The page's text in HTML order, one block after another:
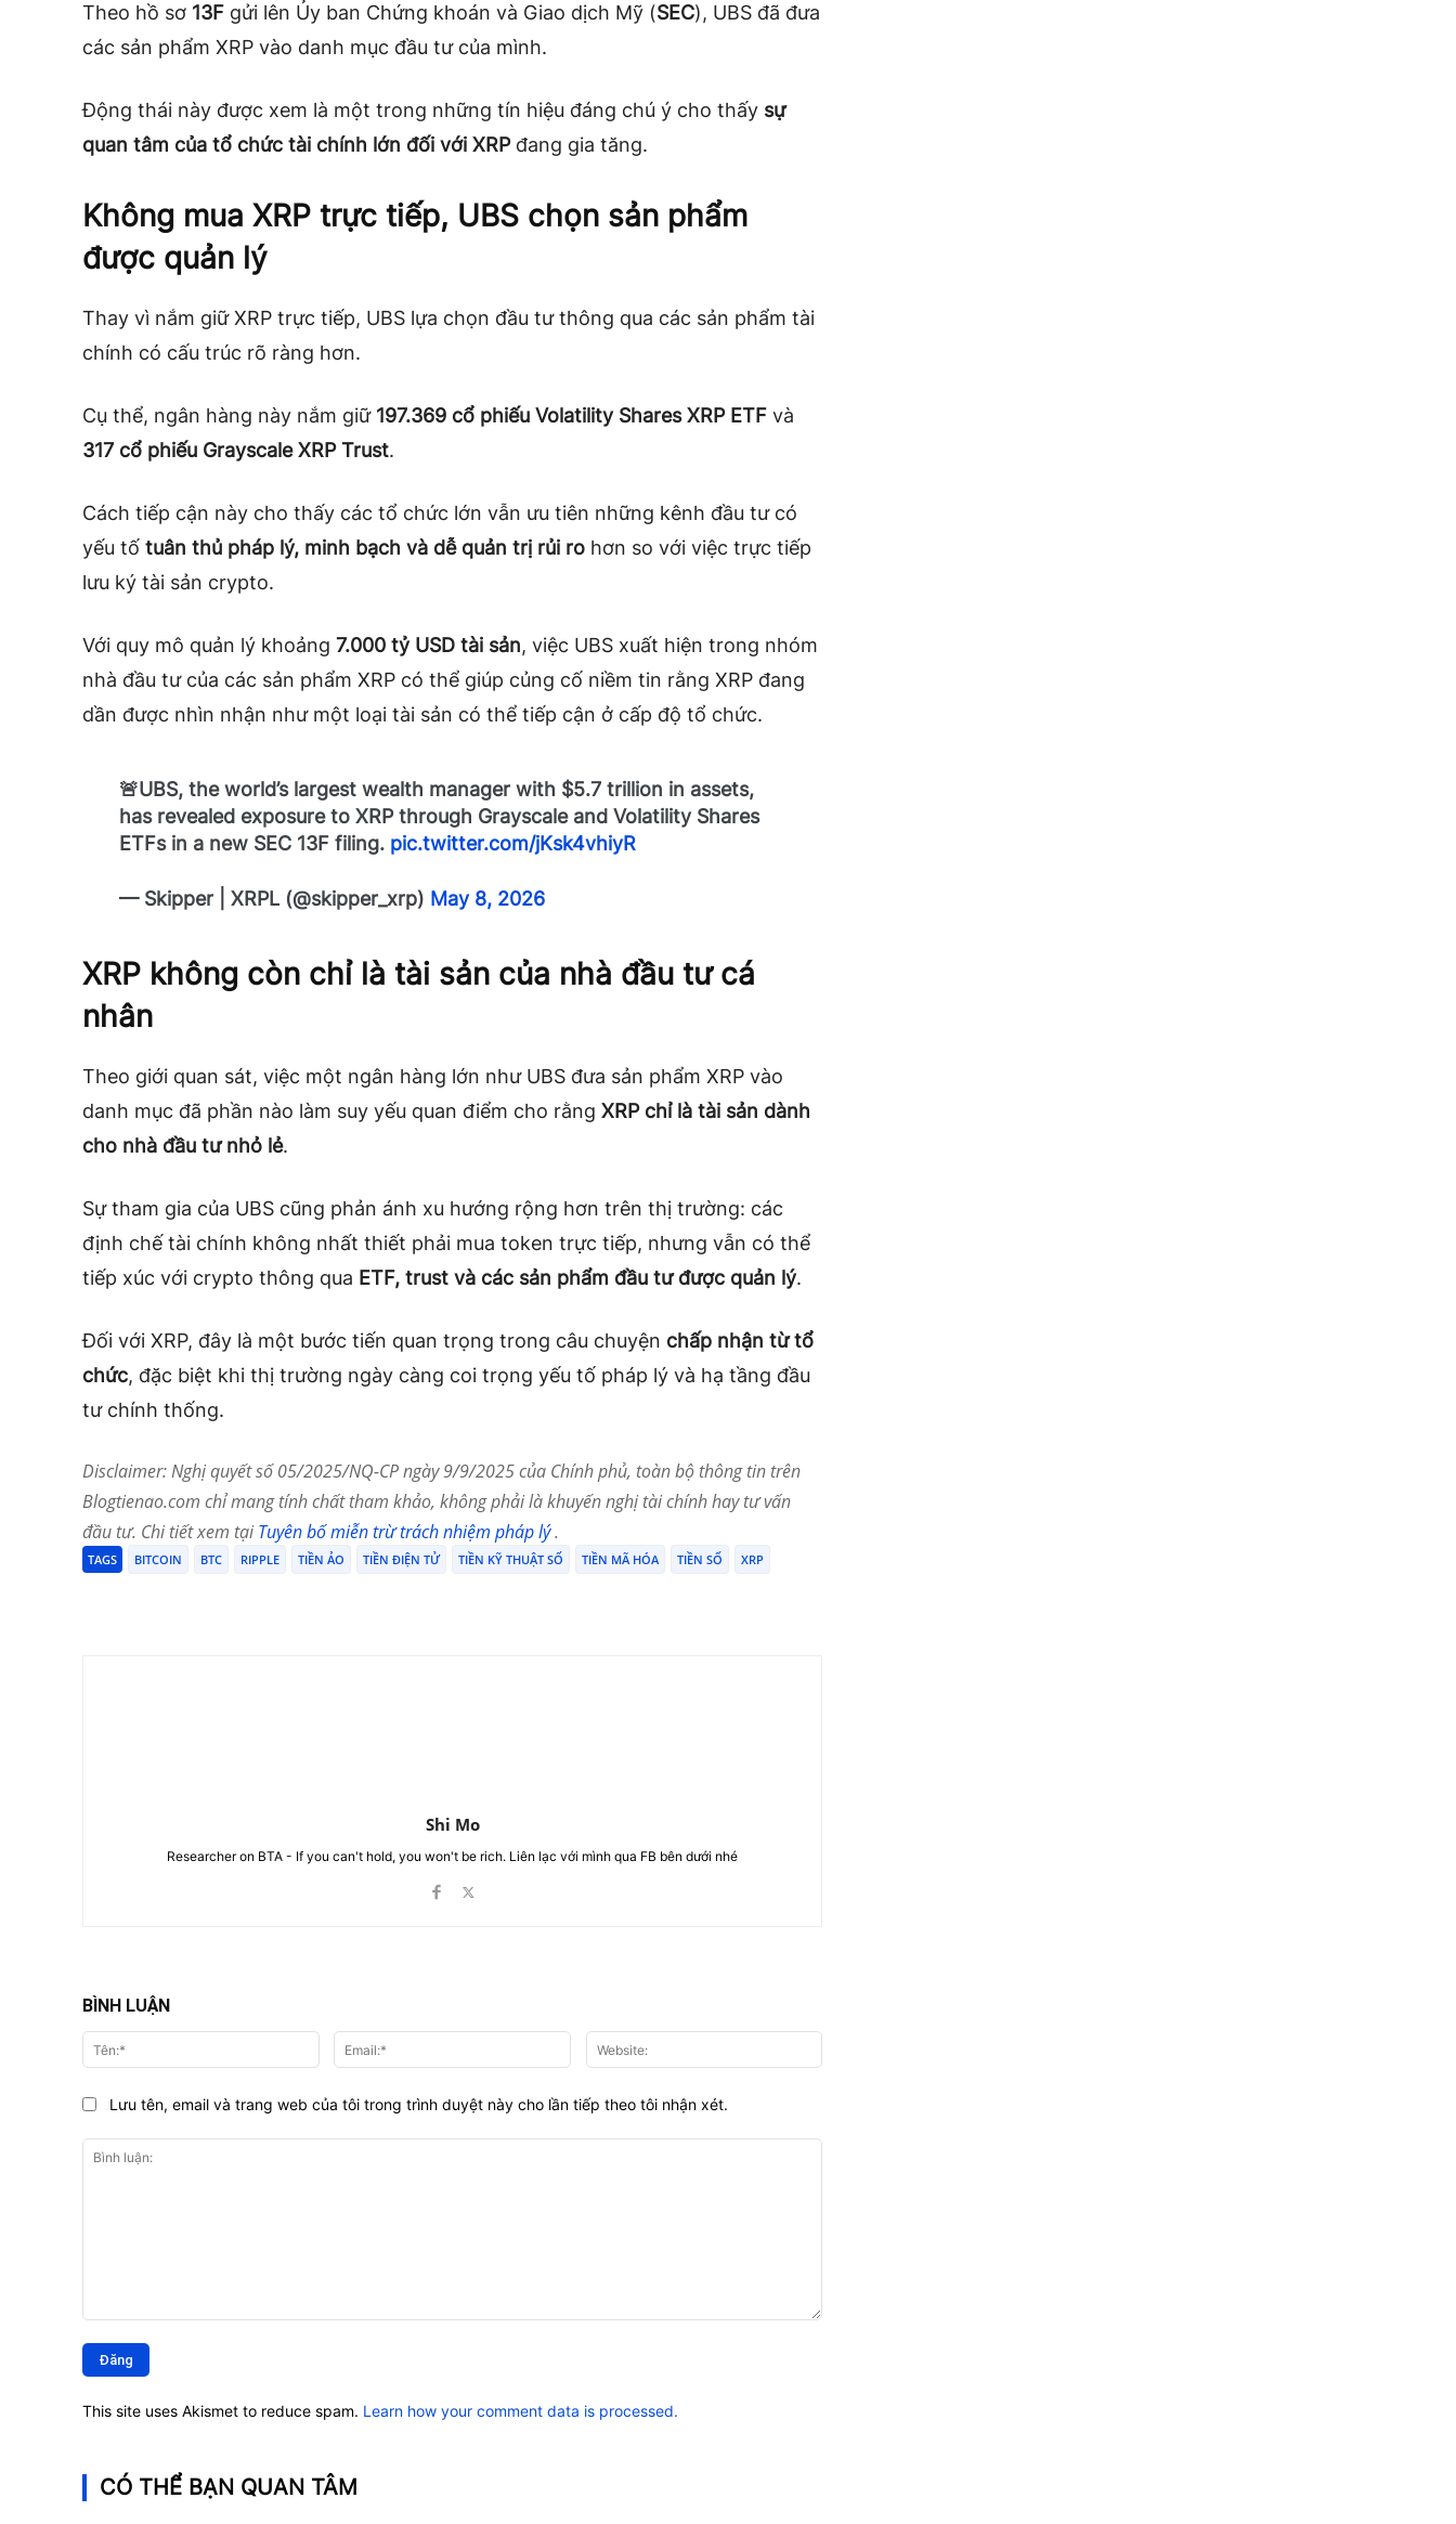
Theo hồ sơ 13F gửi lên Ủy ban Chứng khoán và Giao dịch Mỹ (SEC), UBS đã đưa
các sản phẩm XRP vào danh mục đầu tư của mình.
Động thái này được xem là một trong những tín hiệu đáng chú ý cho thấy sự
quan tâm của tổ chức tài chính lớn đối với XRPđang gia tăng.
Không mua XRP trực tiếp, UBS chọn sản phẩm
được quản lý
Thay vì nắm giữ XRP trực tiếp, UBS lựa chọn đầu tư thông qua các sản phẩm tài
chính có cấu trúc rõ ràng hơn.
Cụ thể, ngân hàng này nắm giữ 197.369 cổ phiếu Volatility Shares XRP ETF và
317 cổ phiếu Grayscale XRP Trust.
Cách tiếp cận này cho thấy các tổ chức lớn vẫn ưu tiên những kênh đầu tư có
yếu tố tuân thủ pháp lý, minh bạch và dễ quản trị rủi ro hơn so với việc trực tiếp
lưu ký tài sản crypto.
Với quy mô quản lý khoảng 7.000 tỷ USD tài sản, việc UBS xuất hiện trong nhóm
nhà đầu tư của các sản phẩm XRP có thể giúp củng cố niềm tin rằng XRP đang
dần được nhìn nhận như một loại tài sản có thể tiếp cận ở cấp độ tổ chức.
🚨UBS, the world’s largest wealth manager with $5.7 trillion in assets,
has revealed exposure to XRP through Grayscale and Volatility Shares
ETFs in a new SEC 13F filing. pic.twitter.com/jKsk4vhiyR
— Skipper | XRPL (@skipper_xrp) May 8, 2026
XRP không còn chỉ là tài sản của nhà đầu tư cá
nhân
Theo giới quan sát, việc một ngân hàng lớn như UBS đưa sản phẩm XRP vào
danh mục đã phần nào làm suy yếu quan điểm cho rằng XRP chỉ là tài sản dành
cho nhà đầu tư nhỏ lẻ.
Sự tham gia của UBS cũng phản ánh xu hướng rộng hơn trên thị trường: các
định chế tài chính không nhất thiết phải mua token trực tiếp, nhưng vẫn có thể
tiếp xúc với crypto thông qua ETF, trust và các sản phẩm đầu tư được quản lý.
Đối với XRP, đây là một bước tiến quan trọng trong câu chuyện chấp nhận từ tổ
chức, đặc biệt khi thị trường ngày càng coi trọng yếu tố pháp lý và hạ tầng đầu
tư chính thống.
Disclaimer: Nghị quyết số 05/2025/NQ-CP ngày 9/9/2025 của Chính phủ, toàn bộ thông tin trên
Blogtienao.com chỉ mang tính chất tham khảo, không phải là khuyến nghị tài chính hay tư vấn
đầu tư. Chi tiết xem tạiTuyên bố miễn trừ trách nhiệm pháp lý.
TAGS BITCOIN BTC RIPPLE TIỀN ẢO TIỀN ĐIỆN TỬ TIỀN KỸ THUẬT SỐ TIỀN MÃ HÓA TIỀN SỐ XRP
Shi Mo
Researcher on BTA - If you can't hold, you won't be rich. Liên lạc với mình qua FB bên dưới nhé
BÌNH LUẬN
luận:
Tên:* Email:*
Lưu tên, email và trang web của tôi trong trình duyệt này cho lần tiếp theo tôi nhận xét.
This site uses Akismet to reduce spam. Learn how your comment data is processed.
CÓ THỂ BẠN QUAN TÂM